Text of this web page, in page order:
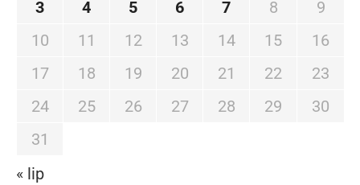
3
4 5 6 7 8
9
10
11 12 13 14 15
16
17
18 19 20 21 22
23
24
25 26 27 28 29
30
31
« lip